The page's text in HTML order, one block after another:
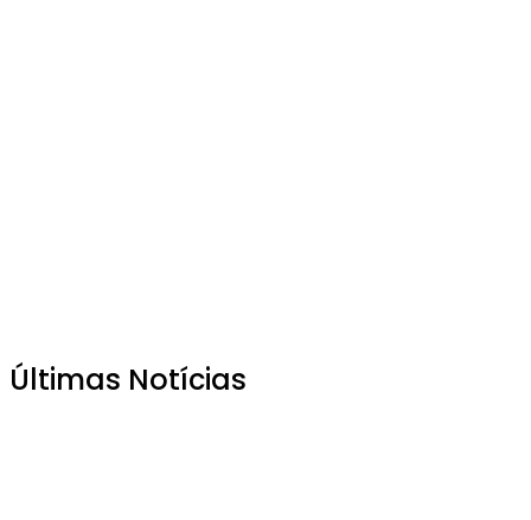
Últimas Notícias